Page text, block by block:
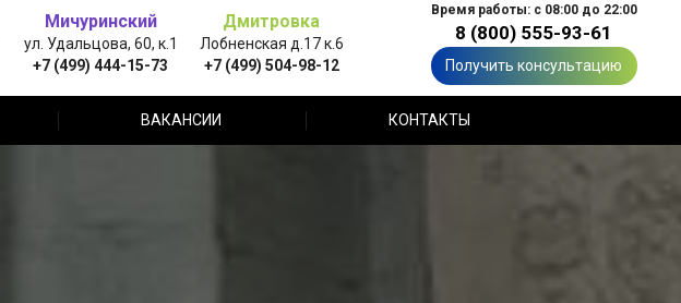
Мичуринский
ул. Удальцова, 60, к.1
+7 (499) 444-15-73
Дмитровка
Лобненская д.17 к.6
+7 (499) 504-98-12
Время работы: с 08:00 до 22:00
8 (800) 555-93-61
Получить консультацию
ВАКАНСИИ КОНТАКТЫ